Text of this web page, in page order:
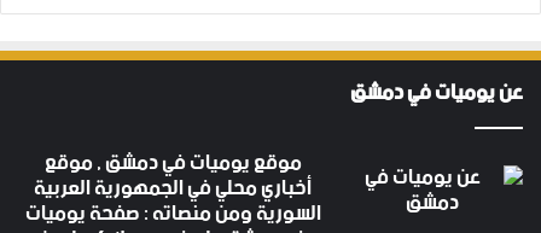
عن يوميات في دمشق
موقع يوميات في دمشق , موقع
أخباري محلي في الجمهورية العربية
السورية ومن منصاته : صفحة يوميات